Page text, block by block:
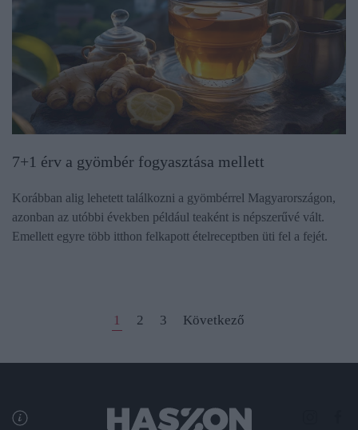
7+1 érv a gyömbér fogyasztása mellett
Korábban alig lehetett találkozni a gyömbérrel Magyarországon,
azonban az utóbbi években például teaként is népszerűvé vált.
Emellett egyre több itthon felkapott ételreceptben üti fel a fejét.
1 2 3 Következő